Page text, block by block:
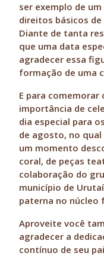
ser exemplo de
direitos básicos
Diante de tanta
que uma data
agradecer essa
formação de uma
E para comemorar
importância de
dia especial para
de agosto, no
um momento
coral, de peças
colaboração do
município de
paterna no núcleo
Aproveite você
agradecer a
contínuo de seu